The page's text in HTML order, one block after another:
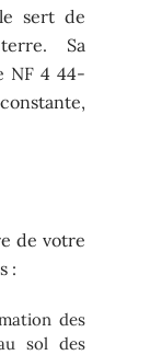
sert de
Sa
NF 4 44-
de votre
:
des
sol des